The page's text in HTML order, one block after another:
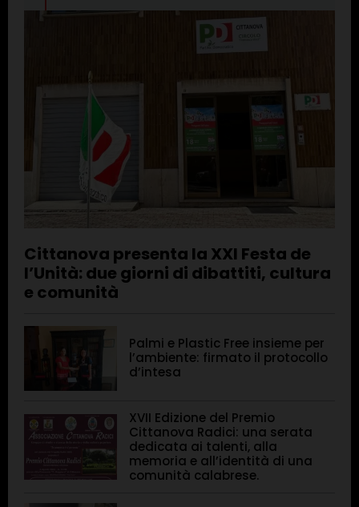
Cittanova presenta la XXI Festa de
l’Unità: due giorni di dibattiti, cultura
e comunità
Palmi e Plastic Free insieme per
l’ambiente: firmato il protocollo
d’intesa
XVII Edizione del Premio
Cittanova Radici: una serata
dedicata ai talenti, alla
memoria e all’identità di una
comunità calabrese.